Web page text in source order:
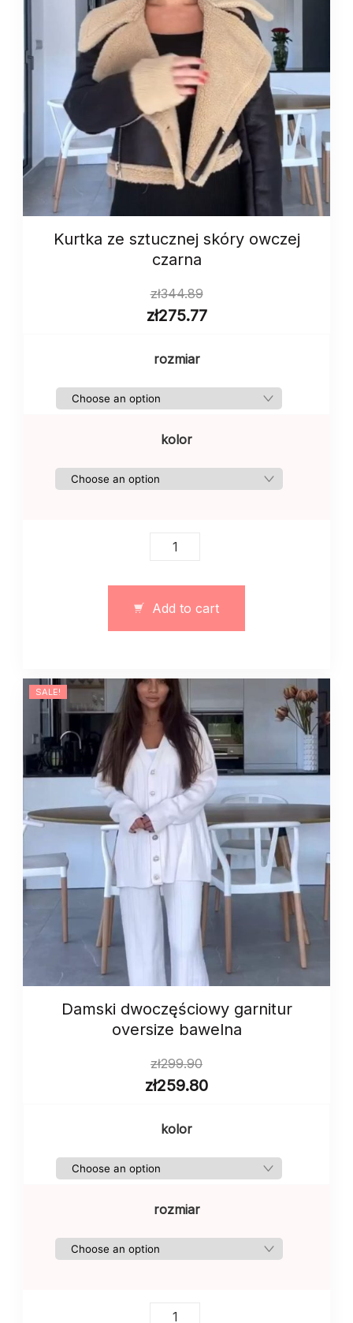
Kurtka ze sztucznej skóry owczej
czarna
zł344.89
zł275.77
rozmiar
kolor
Kurtka
owczej
czarna
Add to cart
SALE!
Damski dwoczęściowy garnitur
oversize bawelna
zł299.90
zł259.80
kolor
rozmiar
Damski